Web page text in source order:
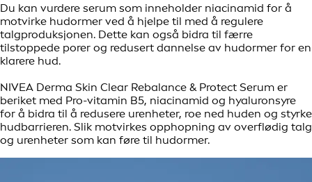
Du kan vurdere serum som inneholder niacinamid for å
motvirke hudormer ved å hjelpe til med å regulere
talgproduksjonen. Dette kan også bidra til færre
tilstoppede porer og redusert dannelse av hudormer for en
klarere hud.
NIVEA Derma Skin Clear Rebalance & Protect Serum er
beriket med Pro-vitamin B5, niacinamid og hyaluronsyre
for å bidra til å redusere urenheter, roe ned huden og styrke
hudbarrieren. Slik motvirkes opphopning av overflødig talg
og urenheter som kan føre til hudormer.